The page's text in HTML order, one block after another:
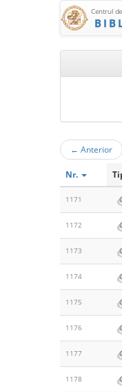
Centrul
← Anterior
Nr.
1171
1172
1173
1174
1175
1176
1177
1178